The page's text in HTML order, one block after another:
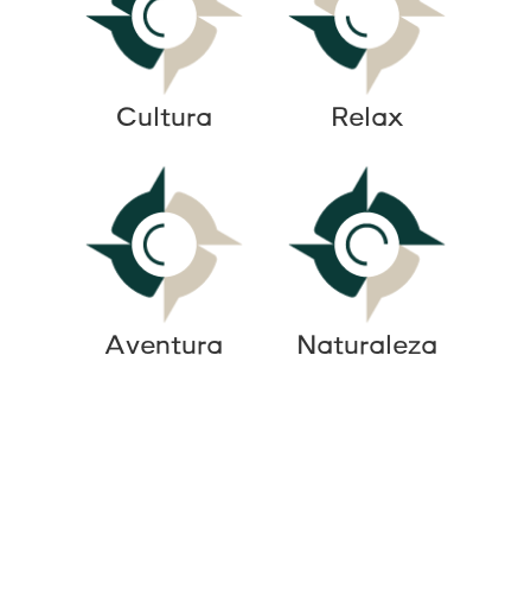
Cultura Relax
Aventura Naturaleza